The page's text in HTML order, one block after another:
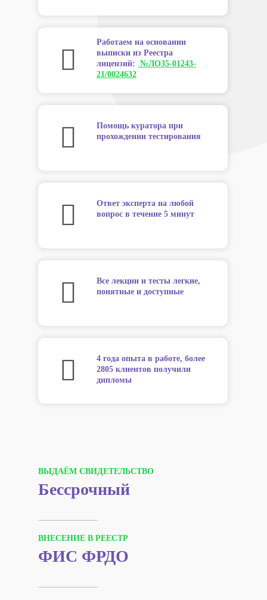
Работаем на основании
выписки из Реестра
лицензий: №ЛО35-01243-
21/0024632
Помощь куратора при
прохождении тестирования
Ответ эксперта на любой
вопрос в течение 5 минут
Все лекции и тесты легкие,
понятные и доступные
4 года опыта в работе, более
2805 клиентов получили
дипломы
ВЫДАЁМ СВИДЕТЕЛЬСТВО
Бессрочный
ВНЕСЕНИЕ В РЕЕСТР
ФИС ФРДО